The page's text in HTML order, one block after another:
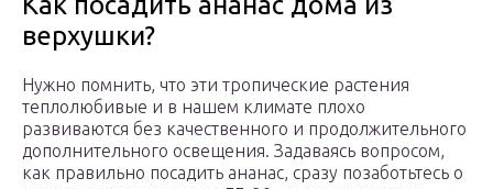
верхушки?
Нужно помнить, что эти тропические растения
теплолюбивые и в нашем климате плохо
развиваются без качественного и продолжительного
дополнительного освещения. Задаваясь вопросом,
как правильно посадить ананас, сразу позаботьтесь о